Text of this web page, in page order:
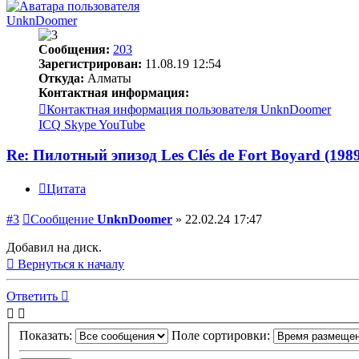
UnknDoomer
Сообщения: 203
Зарегистрирован: 11.08.19 12:54
Откуда: Алматы
Контактная информация:
Контактная информация пользователя UnknDoomer
ICQ SkypeYouTube
Re: Пилотный эпизод Les Clés de Fort Boyard
Цитата
#3 Сообщение UnknDoomer » 22.02.24 17:47
Добавил на диск.
Вернуться к началу
Ответить
Показать: Поле сортировки: